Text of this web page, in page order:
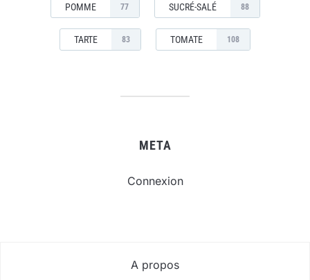
POMME 77 SUCRÉ-SALÉ 88
TARTE 83 TOMATE 108
META
Connexion
A propos